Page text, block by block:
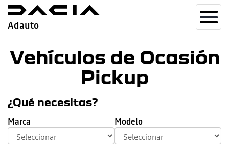
Adauto
Vehículos de Ocasión
Pickup
¿Qué necesitas?
Marca Modelo